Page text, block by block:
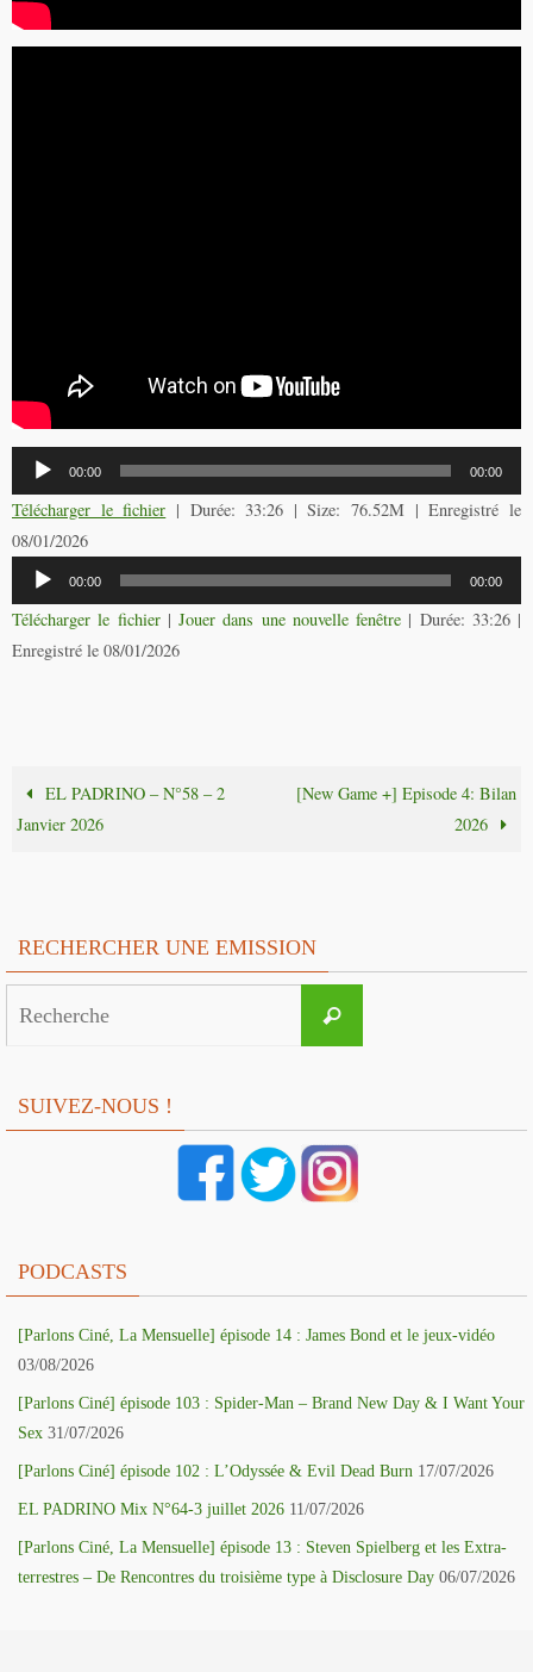
Lecteur
audio
00:00 00:00
Télécharger le fichier | Durée: 33:26 | Size: 76.52M | Enregistré le
08/01/2026
Lecteur
audio
00:00 00:00
Télécharger le fichier| Jouer dans une nouvelle fenêtre | Durée: 33:26|
Enregistré le 08/01/2026
EL PADRINO – N°58 – 2
Janvier 2026
[New Game +] Episode 4: Bilan
2026
RECHERCHER UNE EMISSION
Recherche
SUIVEZ-NOUS !
PODCASTS
[Parlons Ciné, La Mensuelle] épisode 14 : James Bond et le jeux-vidéo
03/08/2026
[Parlons Ciné] épisode 103 : Spider-Man – Brand New Day & I Want Your
Sex 31/07/2026
[Parlons Ciné] épisode 102 : L’Odyssée & Evil Dead Burn 17/07/2026
EL PADRINO Mix N°64-3 juillet 2026 11/07/2026
[Parlons Ciné, La Mensuelle] épisode 13 : Steven Spielberg et les Extra-
terrestres – De Rencontres du troisième type à Disclosure Day 06/07/2026